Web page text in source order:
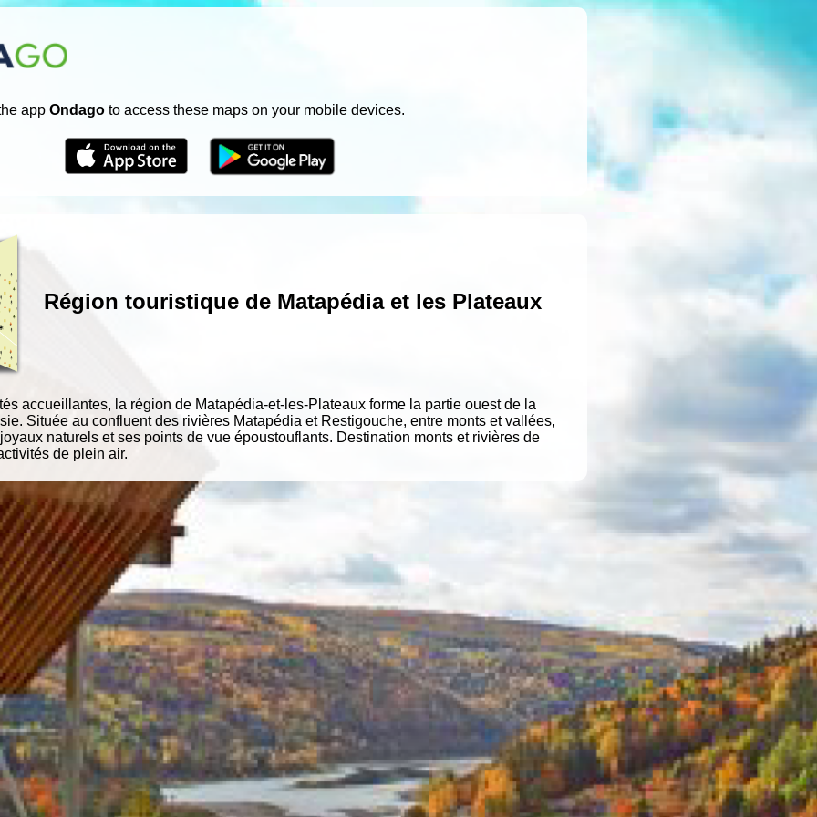
app Ondago to access these maps on your mobile devices.
Région touristique de Matapédia et les Plateaux
accueillantes, la région de Matapédia-et-les-Plateaux forme la partie ouest de la
Située au confluent des rivières Matapédia et Restigouche, entre monts et vallées,
naturels et ses points de vue époustouflants. Destination monts et rivières de
de plein air.